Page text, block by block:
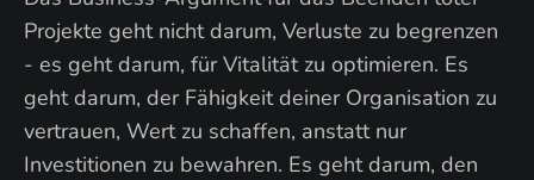
Projekte geht nicht darum, Verluste zu begrenzen
- es geht darum, für Vitalität zu optimieren. Es
geht darum, der Fähigkeit deiner Organisation zu
vertrauen, Wert zu schaffen, anstatt nur
Investitionen zu bewahren. Es geht darum, den